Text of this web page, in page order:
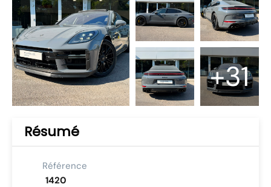
+31
Résumé
Référence
1420